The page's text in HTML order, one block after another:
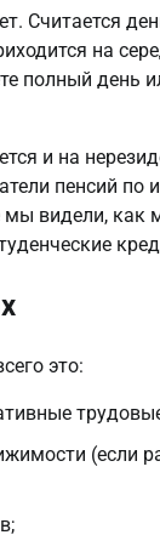
Считается
на
полный день
и на
пенсий по
мы видели, как
это:
(если